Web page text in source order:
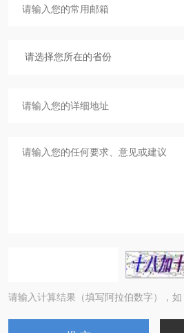
请输入计算结果（填写阿拉伯数字），